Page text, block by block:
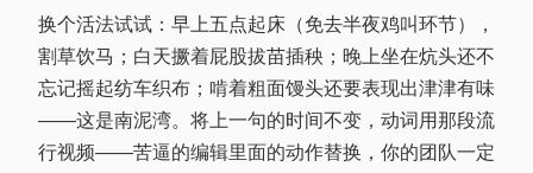
换个活法试试：早上五点起床（免去半夜鸡叫环节），
割草饮马；白天撅着屁股拔苗插秧；晚上坐在炕头还不
忘记摇起纺车织布；啃着粗面馒头还要表现出津津有味
——这是南泥湾。将上一句的时间不变，动词用那段流
行视频——苦逼的编辑里面的动作替换，你的团队一定